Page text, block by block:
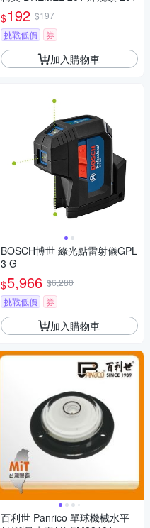
$192 $197
挑戰低價
券
加入購物車
BOSCH博世 綠光點雷射儀GPL
3 G
$5,966 $6,280
挑戰低價
券
加入購物車
百利世 Panrico 單球機械水平